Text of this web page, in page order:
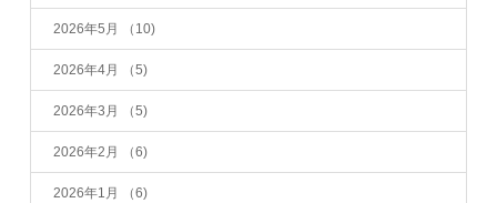
2026年5月 （10)
2026年4月 （5)
2026年3月 （5)
2026年2月 （6)
2026年1月 （6)